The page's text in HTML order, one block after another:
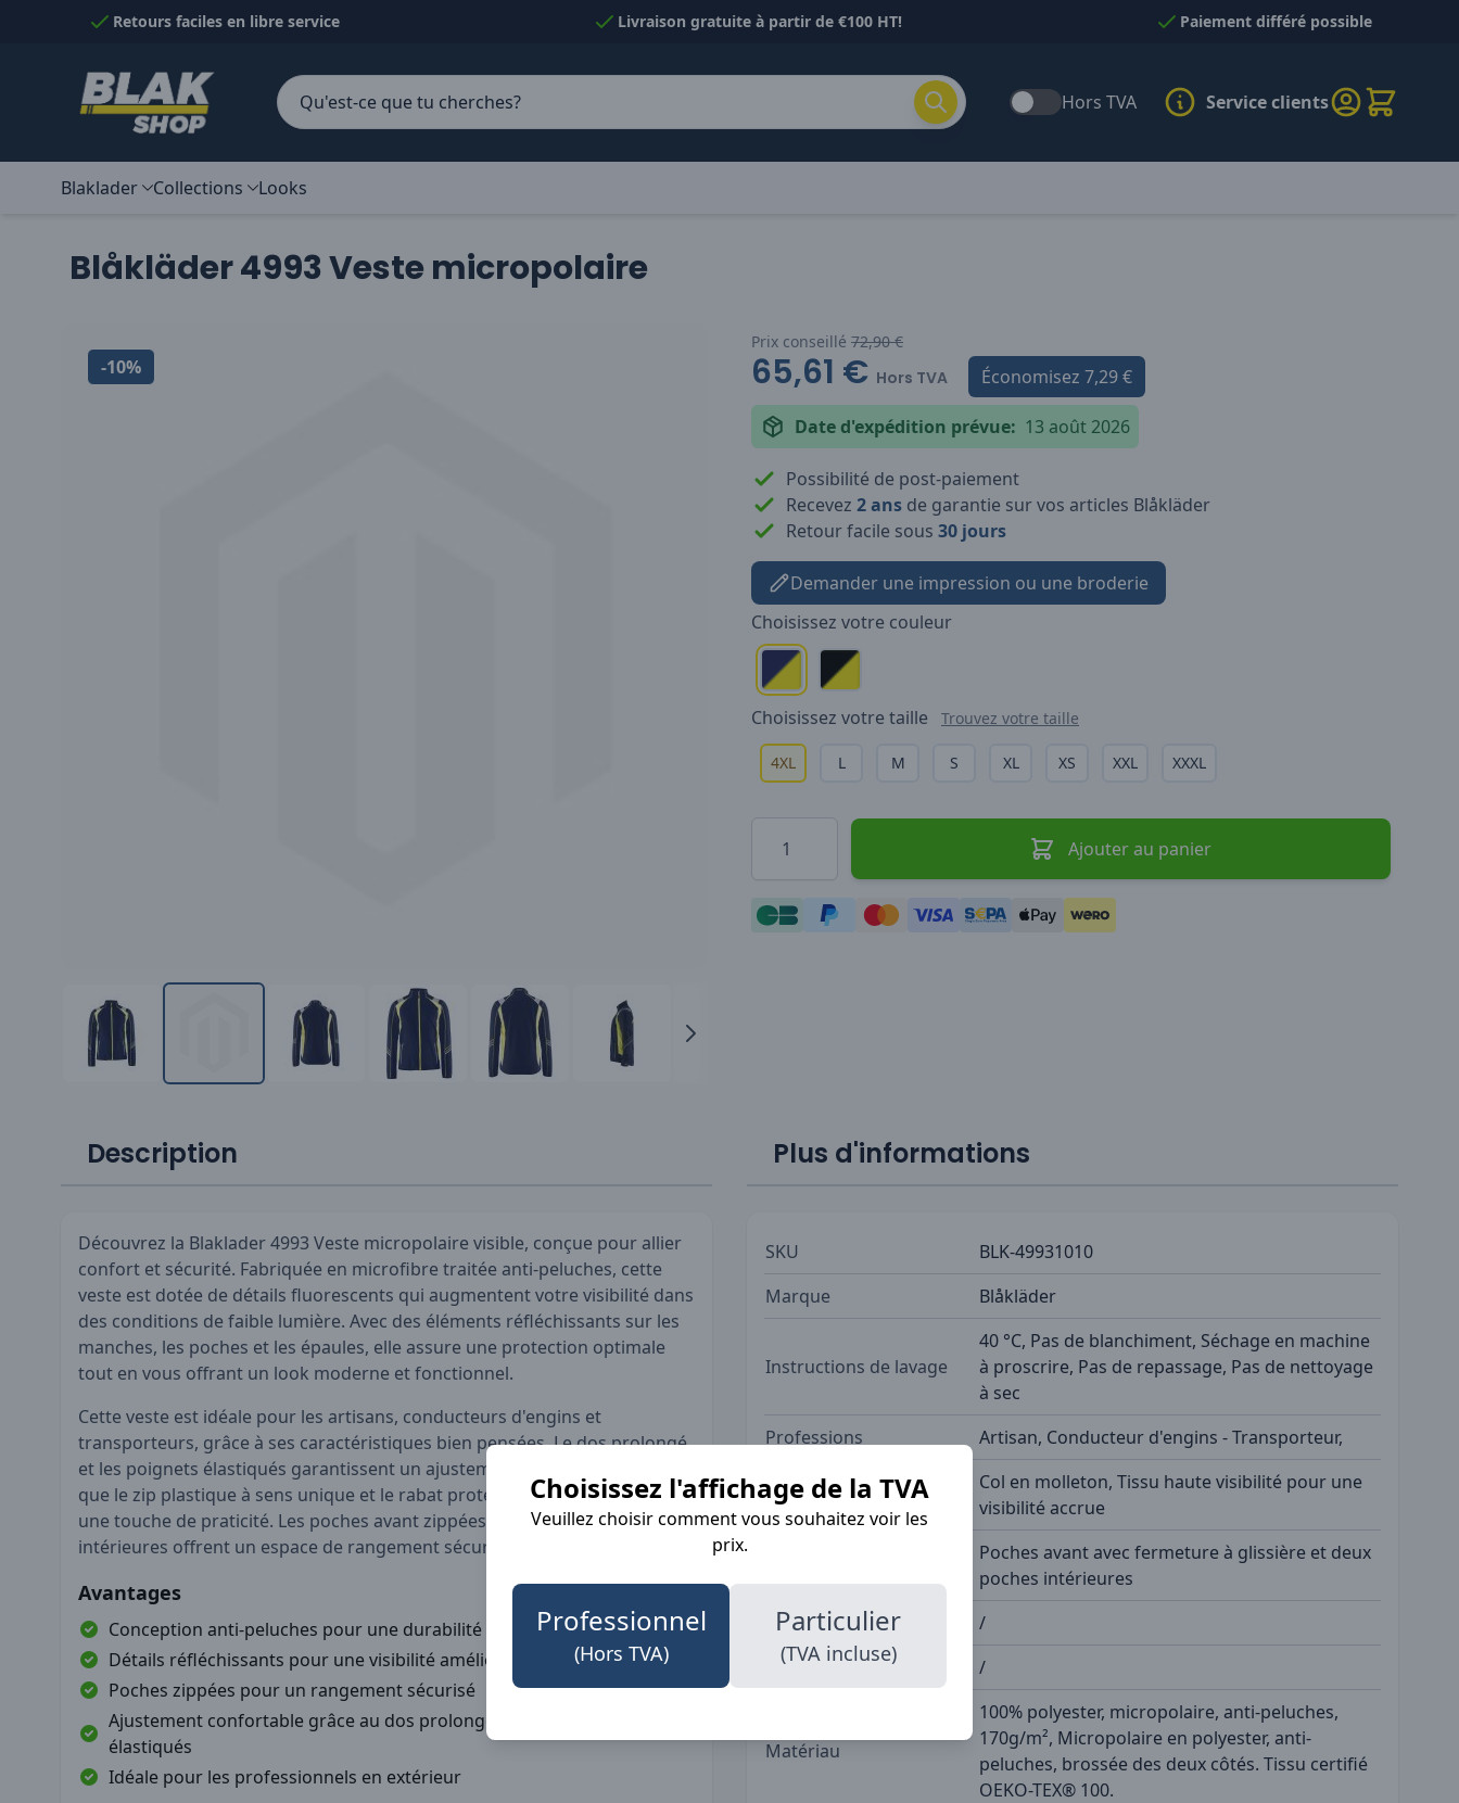
Passer au contenu
Choisissez l'affichage de la TVA
Veuillez choisir comment vous souhaitez voir les
prix.
Professionnel
(Hors TVA)
Particulier
(TVA incluse)
Retours faciles en libre service Livraison gratuite à partir de €100 HT! Paiement différé possible
Hors TVA Service clients
Blaklader Collections Looks
Blåkläder 4993 Veste micropolaire
-10%
Prix conseillé 72,90 €
65,61 € Hors TVA Économisez 7,29 €
Date d'expédition prévue: 13 août 2026
Possibilité de post-paiement
Recevez 2 ans de garantie sur vos articles Blåkläder
Retour facile sous 30 jours
Demander une impression ou une broderie
Choisissez votre couleur
Choisissez votre taille Trouvez votre taille
4XL L M S XL XS XXL XXXL
Ajouter au panier
Description
Découvrez la Blaklader 4993 Veste micropolaire visible, conçue pour allier
confort et sécurité. Fabriquée en microfibre traitée anti-peluches, cette
veste est dotée de détails fluorescents qui augmentent votre visibilité dans
des conditions de faible lumière. Avec des éléments réfléchissants sur les
manches, les poches et les épaules, elle assure une protection optimale
tout en vous offrant un look moderne et fonctionnel.
Cette veste est idéale pour les artisans, conducteurs d'engins et
transporteurs, grâce à ses caractéristiques bien pensées. Le dos prolongé
et les poignets élastiqués garantissent un ajustement confortable, tandis
que le zip plastique à sens unique et le rabat protecteur interne ajoutent
une touche de praticité. Les poches avant zippées et les deux poches
intérieures offrent un espace de rangement sécurisé pour vos essentiels.
Avantages
Conception anti-peluches pour une durabilité accrue
Détails réfléchissants pour une visibilité améliorée
Poches zippées pour un rangement sécurisé
Ajustement confortable grâce au dos prolongé et aux poignets
élastiqués
Idéale pour les professionnels en extérieur
Plus d'informations
SKU
BLK-49931010
Marque
Blåkläder
Instructions de lavage
40 °C, Pas de blanchiment, Séchage en machine
à proscrire, Pas de repassage, Pas de nettoyage
à sec
Professions
Artisan, Conducteur d'engins - Transporteur,
Détails
Col en molleton, Tissu haute visibilité pour une
visibilité accrue
Poches avant avec fermeture à glissière et deux
poches intérieures
Norme
/
Fit
/
Matériau
100% polyester, micropolaire, anti-peluches,
170g/m², Micropolaire en polyester, anti-
peluches, brossée des deux côtés. Tissu certifié
OEKO-TEX® 100.